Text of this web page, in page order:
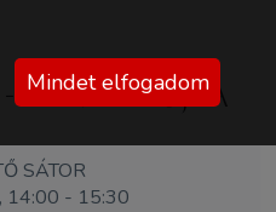
Tervezd újra
SÁTOR
14:00 - 15:30
Mindet elfogadom